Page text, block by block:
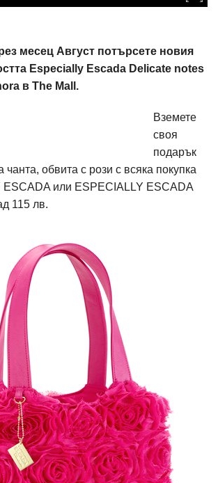
месец Август потърсете новия
Especially Escada Delicate notes
в The Mall.
Вземете
своя
подарък
чанта, обвита с рози с всяка покупка
ESCADA или ESPECIALLY ESCADA
115 лв.